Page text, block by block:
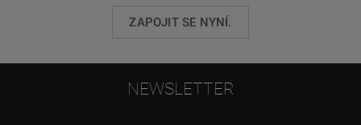
ZAPOJIT SE NYNÍ.
NEWSLETTER